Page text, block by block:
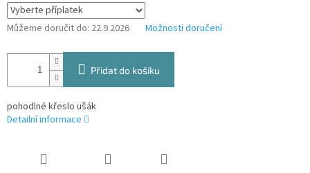
Můžeme doručit do: 22.9.2026 Možnosti doručení
Přidat do košíku
pohodlné křeslo ušák
Detailní informace